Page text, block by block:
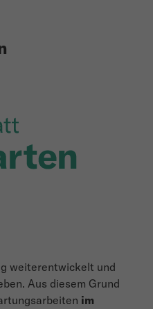
weiterentwickelt und
Aus diesem Grund
im